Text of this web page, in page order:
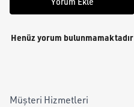
Henüz yorum bulunmamaktadır
Müşteri Hizmetleri